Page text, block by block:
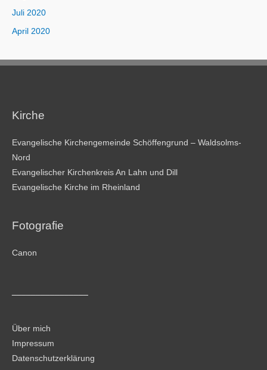
Juli 2020
April 2020
Kirche
Evangelische Kirchengemeinde Schöffengrund – Waldsolms-
Nord
Evangelischer Kirchenkreis An Lahn und Dill
Evangelische Kirche im Rheinland
Fotografie
Canon
Über mich
Impressum
Datenschutzerklärung